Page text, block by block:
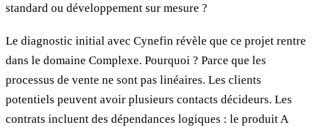
standard ou développement sur mesure ?
Le diagnostic initial avec Cynefin révèle que ce projet rentre
dans le domaine Complexe. Pourquoi ? Parce que les
processus de vente ne sont pas linéaires. Les clients
potentiels peuvent avoir plusieurs contacts décideurs. Les
contrats incluent des dépendances logiques : le produit A